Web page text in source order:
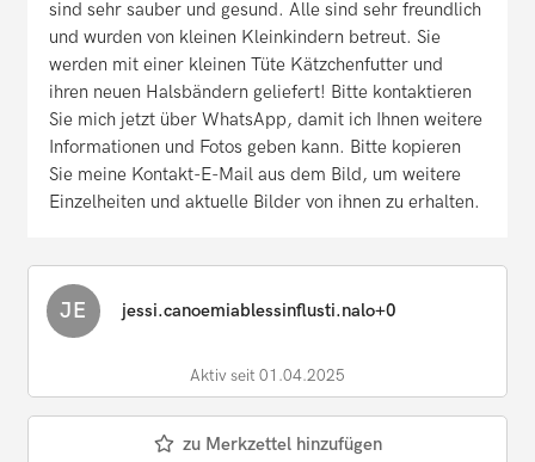
sind sehr sauber und gesund. Alle sind sehr freundlich
und wurden von kleinen Kleinkindern betreut. Sie
werden mit einer kleinen Tüte Kätzchenfutter und
ihren neuen Halsbändern geliefert! Bitte kontaktieren
Sie mich jetzt über WhatsApp, damit ich Ihnen weitere
Informationen und Fotos geben kann. Bitte kopieren
Sie meine Kontakt-E-Mail aus dem Bild, um weitere
Einzelheiten und aktuelle Bilder von ihnen zu erhalten.
JE jessi.canoemiablessinflusti.nalo+0
Aktiv seit 01.04.2025
zu Merkzettel hinzufügen